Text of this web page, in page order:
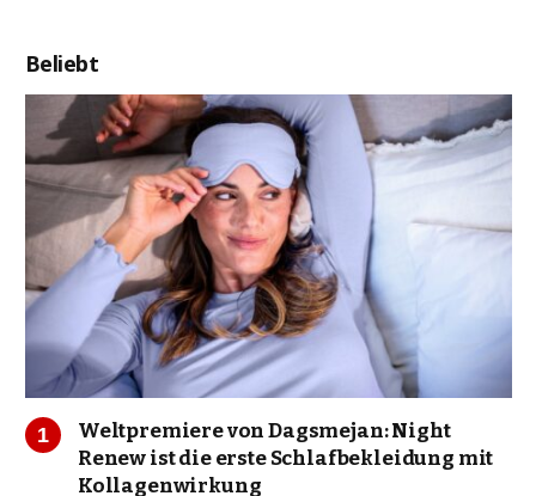
Beliebt
Weltpremiere von Dagsmejan: Night
Renew ist die erste Schlafbekleidung mit
Kollagenwirkung